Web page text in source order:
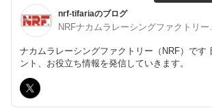
nrf-tifariaのブログ
ナカムラレーシングファクトリー（NRF）です
ント、お役立ち情報を発信していきます。